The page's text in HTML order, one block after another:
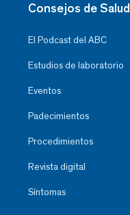
Consejos de Salud
El Podcast del ABC
Estudios de laboratorio
Eventos
Padecimientos
Procedimientos
Revista digital
Síntomas